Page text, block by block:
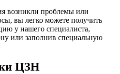
возникли проблемы или
вы легко можете получить
у нашего специалиста,
или заполнив специальную
ЦЗН